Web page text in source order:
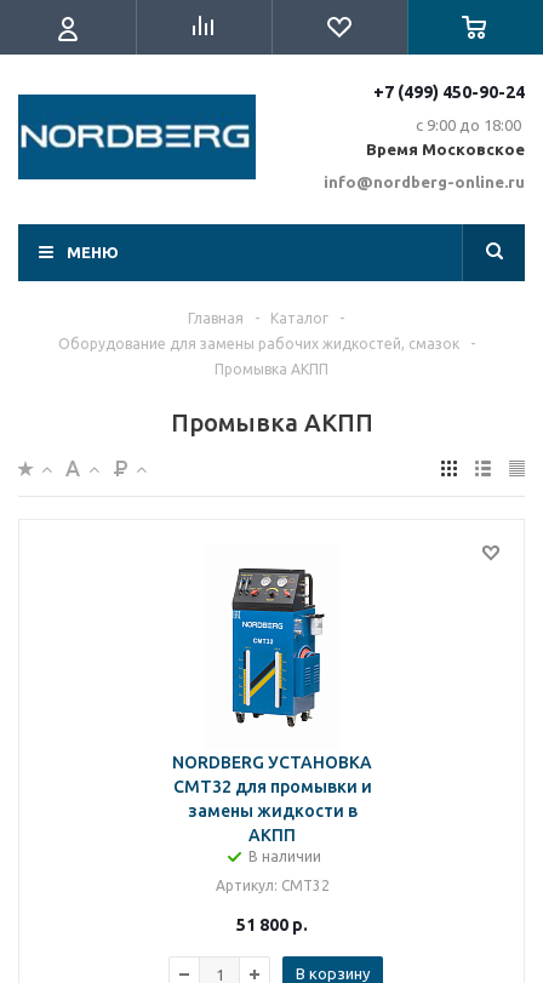
+7 (499) 450-90-24
с 9:00 до 18:00
Время Московское
info@nordberg-online.ru
МЕНЮ
Главная - Каталог
-
Оборудование для замены рабочих жидкостей, смазок
-
Промывка АКПП
Промывка АКПП
NORDBERG УСТАНОВКА
CMT32 для промывки и
замены жидкости в
АКПП
В наличии
Артикул: CMT32
51 800 р.
В корзину